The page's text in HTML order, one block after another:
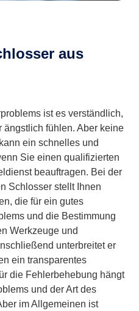
aus
ist es verständlich,
ängstlich fühlen. Aber keine
ein schnelles und
Sie einen qualifizierten
beauftragen. Bei der
Schlosser stellt Ihnen
die für ein gutes
und die Bestimmung
Werkzeuge und
unterbreitet er
ein transparentes
die Fehlerbehebung hängt
und der Art des
im Allgemeinen ist